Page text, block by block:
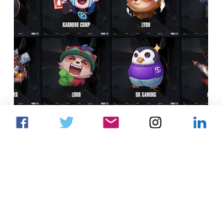
LCP-ээс хасагдлаа